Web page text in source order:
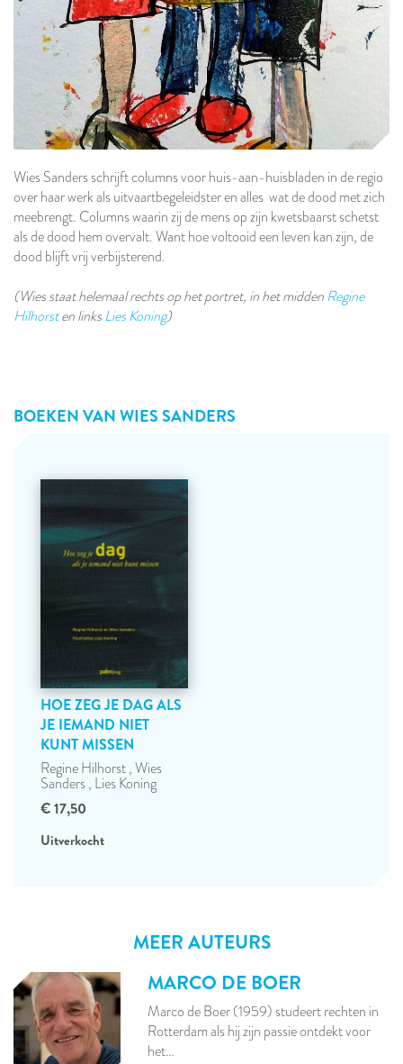
Wies Sanders schrijft columns voor huis-aan-huisbladen in de regio
over haar werk als uitvaartbegeleidster en alles wat de dood met zich
meebrengt. Columns waarin zij de mens op zijn kwetsbaarst schetst
als de dood hem overvalt. Want hoe voltooid een leven kan zijn, de
dood blijft vrij verbijsterend.
(Wies staat helemaal rechts op het portret, in het middenRegine
Hilhorsten linksLies Koning)
BOEKEN VANWIES SANDERS
HOE ZEG JE DAG ALS
JE IEMAND NIET
KUNT MISSEN
Regine Hilhorst,Wies
Sanders, Lies Koning
€ 17,50
Uitverkocht
MEER AUTEURS
MARCO DE BOER
Marco de Boer (1959) studeert rechten in
Rotterdam als hij zijn passie ontdekt voor
het…